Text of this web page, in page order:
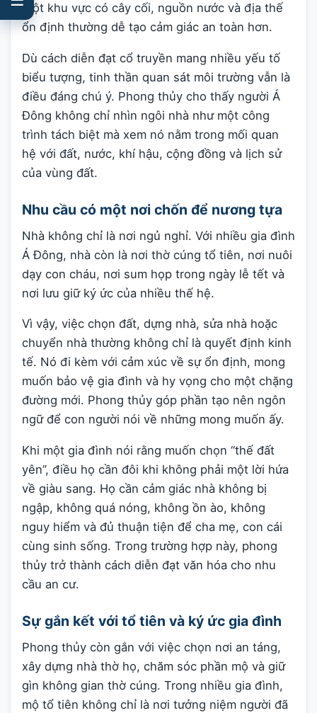
Một khu vực có cây cối, nguồn nước và địa thế
ổn định thường dễ tạo cảm giác an toàn hơn.
Dù cách diễn đạt cổ truyền mang nhiều yếu tố
biểu tượng, tinh thần quan sát môi trường vẫn là
điều đáng chú ý. Phong thủy cho thấy người Á
Đông không chỉ nhìn ngôi nhà như một công
trình tách biệt mà xem nó nằm trong mối quan
hệ với đất, nước, khí hậu, cộng đồng và lịch sử
của vùng đất.
Nhu cầu có một nơi chốn để nương tựa
Nhà không chỉ là nơi ngủ nghỉ. Với nhiều gia đình
Á Đông, nhà còn là nơi thờ cúng tổ tiên, nơi nuôi
dạy con cháu, nơi sum họp trong ngày lễ tết và
nơi lưu giữ ký ức của nhiều thế hệ.
Vì vậy, việc chọn đất, dựng nhà, sửa nhà hoặc
chuyển nhà thường không chỉ là quyết định kinh
tế. Nó đi kèm với cảm xúc về sự ổn định, mong
muốn bảo vệ gia đình và hy vọng cho một chặng
đường mới. Phong thủy góp phần tạo nên ngôn
ngữ để con người nói về những mong muốn ấy.
Khi một gia đình nói rằng muốn chọn “thế đất
yên”, điều họ cần đôi khi không phải một lời hứa
về giàu sang. Họ cần cảm giác nhà không bị
ngập, không quá nóng, không ồn ào, không
nguy hiểm và đủ thuận tiện để cha mẹ, con cái
cùng sinh sống. Trong trường hợp này, phong
thủy trở thành cách diễn đạt văn hóa cho nhu
cầu an cư.
Sự gắn kết với tổ tiên và ký ức gia đình
Phong thủy còn gắn với việc chọn nơi an táng,
xây dựng nhà thờ họ, chăm sóc phần mộ và giữ
gìn không gian thờ cúng. Trong nhiều gia đình,
mộ tổ tiên không chỉ là nơi tưởng niệm người đã